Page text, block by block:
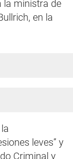
la ministra de
en la
leves” y
Criminal y